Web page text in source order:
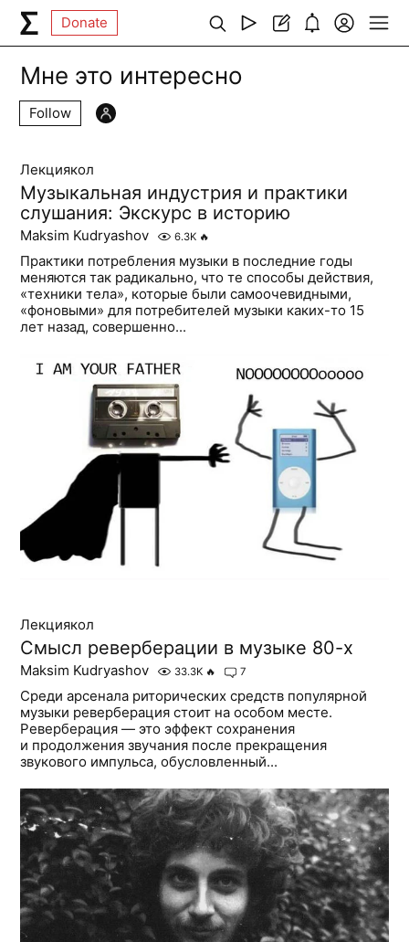
Donate
Мне это интересно
Follow
Лекциякол
Музыкальная индустрия и практики
слушания: Экскурс в историю
Maksim Kudryashov 6.3K 🔥
Практики потребления музыки в последние годы
меняются так радикально, что те способы действия,
«техники тела», которые были самоочевидными,
«фоновыми» для потребителей музыки каких-то 15
лет назад, совершенно...
Лекциякол
Смысл реверберации в музыке 80-х
Maksim Kudryashov 33.3K 🔥 7
Среди арсенала риторических средств популярной
музыки реверберация стоит на особом месте.
Реверберация — это эффект сохранения
и продолжения звучания после прекращения
звукового импульса, обусловленный...